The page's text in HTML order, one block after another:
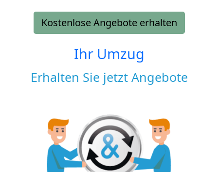
Kostenlose Angebote erhalten
Ihr Umzug
Erhalten Sie jetzt Angebote